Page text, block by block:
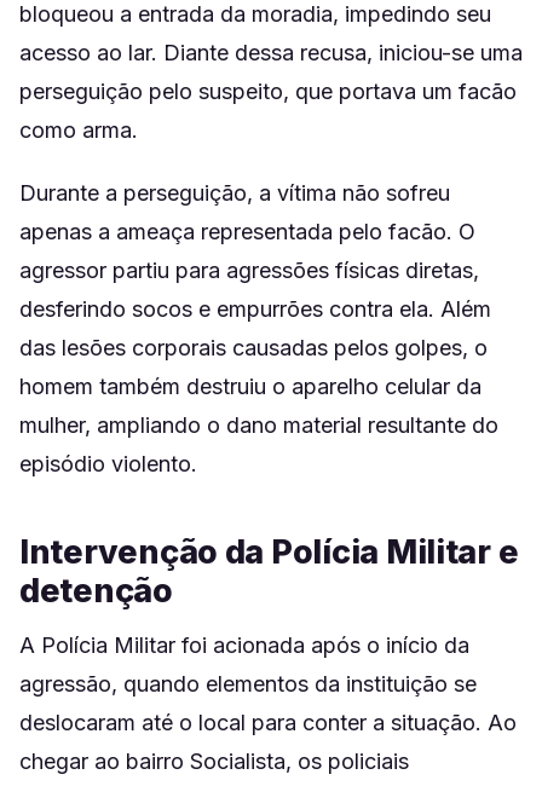
bloqueou a entrada da moradia, impedindo seu
acesso ao lar. Diante dessa recusa, iniciou-se uma
perseguição pelo suspeito, que portava um facão
como arma.
Durante a perseguição, a vítima não sofreu
apenas a ameaça representada pelo facão. O
agressor partiu para agressões físicas diretas,
desferindo socos e empurrões contra ela. Além
das lesões corporais causadas pelos golpes, o
homem também destruiu o aparelho celular da
mulher, ampliando o dano material resultante do
episódio violento.
Intervenção da Polícia Militar e
detenção
A Polícia Militar foi acionada após o início da
agressão, quando elementos da instituição se
deslocaram até o local para conter a situação. Ao
chegar ao bairro Socialista, os policiais